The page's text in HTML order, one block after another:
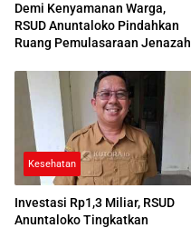
Demi Kenyamanan Warga,
RSUD Anuntaloko Pindahkan
Ruang Pemulasaraan Jenazah
Kesehatan
Investasi Rp1,3 Miliar, RSUD
Anuntaloko Tingkatkan